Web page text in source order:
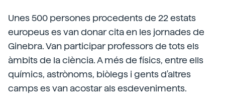
Unes 500 persones procedents de 22 estats
europeus es van donar cita en les jornades de
Ginebra. Van participar professors de tots els
àmbits de la ciència. A més de físics, entre ells
químics, astrònoms, biòlegs i gents d'altres
camps es van acostar als esdeveniments.